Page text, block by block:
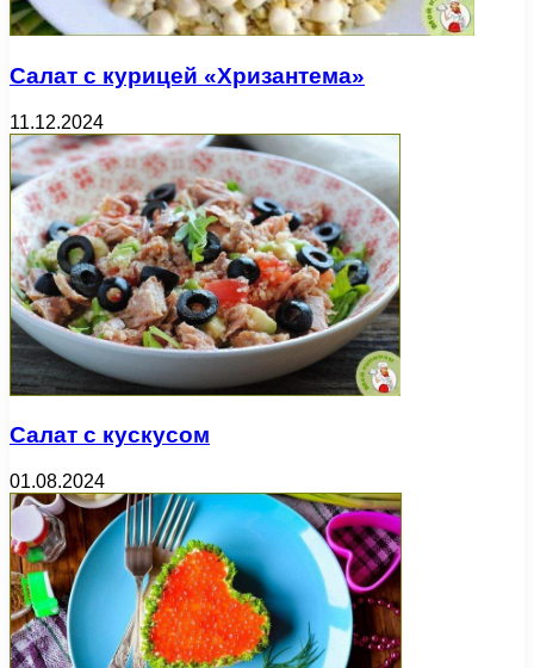
Салат с курицей «Хризантема»
11.12.2024
Салат с кускусом
01.08.2024